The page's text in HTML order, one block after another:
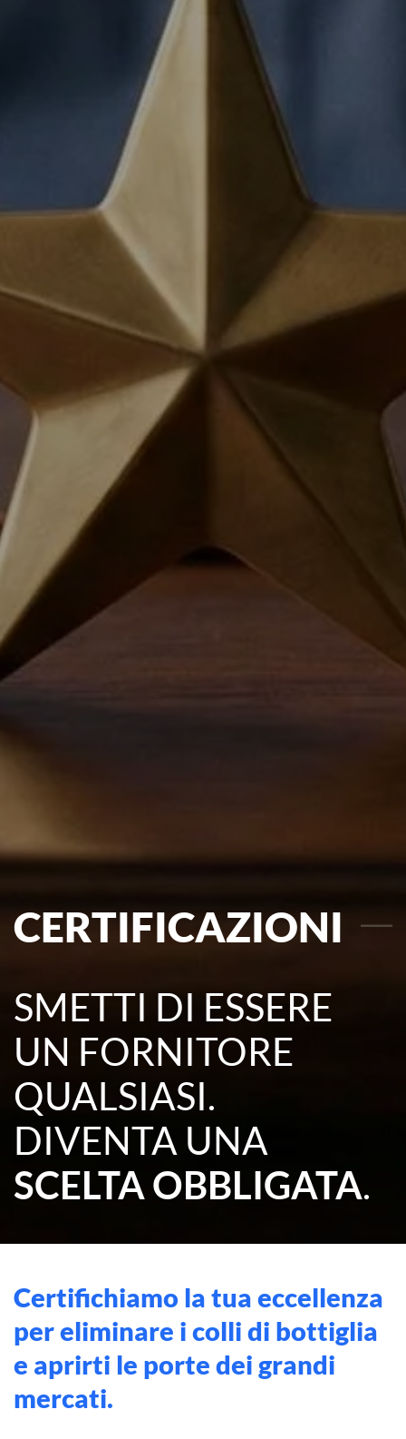
CERTIFICAZIONI
SMETTI DI ESSERE
UN FORNITORE
QUALSIASI.
DIVENTA UNA
SCELTA OBBLIGATA.
Certifichiamo la tua eccellenza
per eliminare i colli di bottiglia
e aprirti le porte dei grandi
mercati.